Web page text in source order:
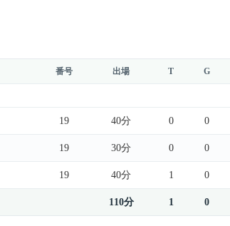
番号 出場 T G
19 40分 0 0
19 30分 0 0
19 40分 1 0
110分 1 0